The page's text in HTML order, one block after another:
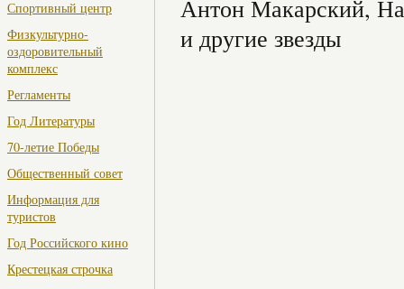
Спортивный центр
Физкультурно-
оздоровительный
комплекс
Регламенты
Год Литературы
70-летие Победы
Общественный совет
Информация для
туристов
Год Российского кино
Крестецкая строчка
Антон Макарский,
и другие звезды